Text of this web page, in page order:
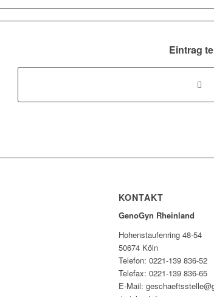
Eintrag
KONTAKT
GenoGyn Rheinland
Hohenstaufenring 48-54
50674 Köln
Telefon: 0221-139 836-52
Telefax: 0221-139 836-65
E-Mail: